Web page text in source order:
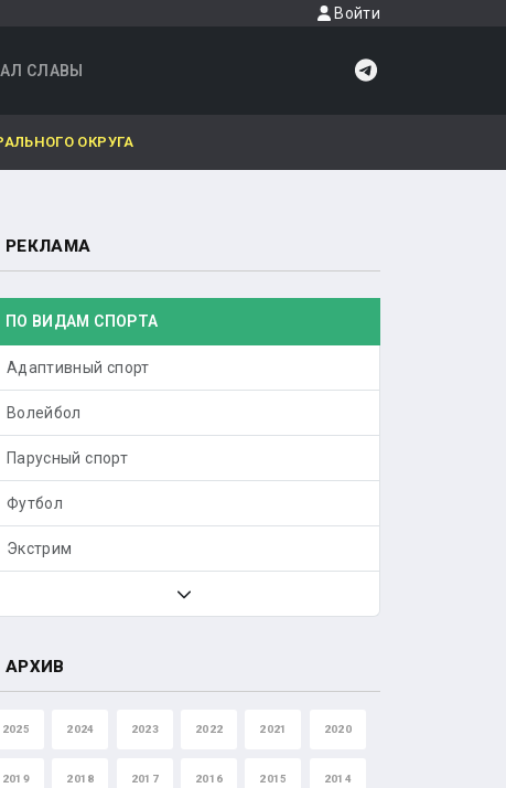
Войти
СЛАВЫ
ОКРУГА
РЕКЛАМА
ПО ВИДАМ СПОРТА
Адаптивный спорт
Волейбол
Парусный спорт
Футбол
Экстрим
АРХИВ
2025 2024 2023 2022 2021 2020
2019 2018 2017 2016 2015 2014